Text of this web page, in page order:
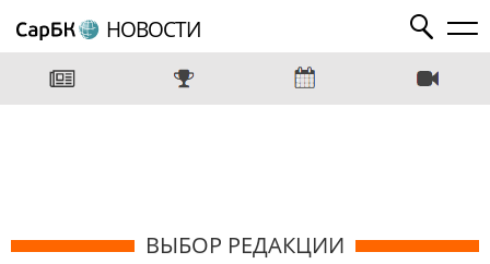
НОВОСТИ
ВЫБОР РЕДАКЦИИ